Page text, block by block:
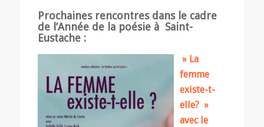
Prochaines rencontres dans le cadre
de l’Année de la poésie à Saint-
Eustache :
» La
femme
existe-t-
elle? »
avec le